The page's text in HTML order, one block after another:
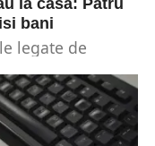
la casă: Patru
bani
legate de